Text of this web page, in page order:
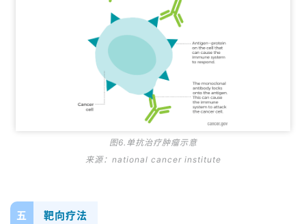
药
图6.单抗治疗肿瘤示意
来源：national cancer institute
五 靶向疗法